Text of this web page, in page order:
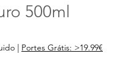
500ml
| Portes Grátis: >19.99€